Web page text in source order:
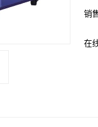
销
在